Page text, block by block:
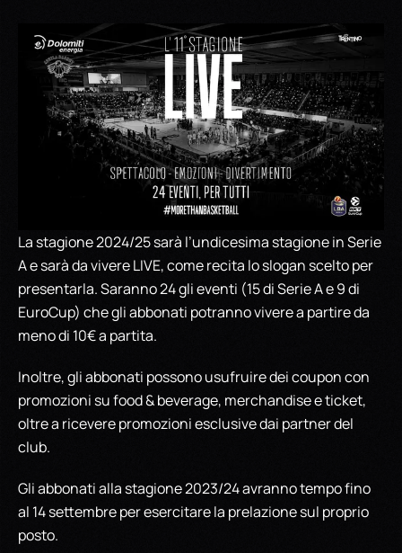
La stagione 2024/25 sarà l’undicesima stagione in Serie
A e sarà da vivere LIVE, come recita lo slogan scelto per
presentarla. Saranno 24 gli eventi (15 di Serie A e 9 di
EuroCup) che gli abbonati potranno vivere a partire da
meno di 10€ a partita.
Inoltre, gli abbonati possono usufruire dei coupon con
promozioni su food & beverage, merchandise e ticket,
oltre a ricevere promozioni esclusive dai partner del
club.
Gli abbonati alla stagione 2023/24 avranno tempo fino
al 14 settembre per esercitare la prelazione sul proprio
posto.